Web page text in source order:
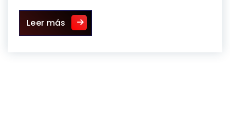
Leer más Proyectos de ley de Presupuesto